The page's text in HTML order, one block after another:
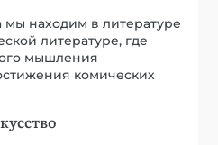
также
материал для
упомянуть
появление таких новых
и пейзаж. Обращает на